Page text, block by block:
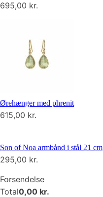
695,00 kr.
Ørehænger med phrenit
615,00 kr.
Son of Noa armbånd i stål 21 cm
295,00 kr.
Forsendelse
Total0,00 kr.